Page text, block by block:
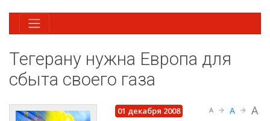
Тегерану нужна Европа для
сбыта своего газа
01 декабря 2008 A A A